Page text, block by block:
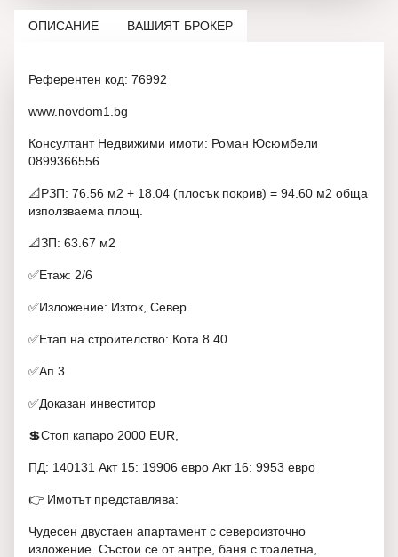
ОПИСАНИЕ ВАШИЯТ БРОКЕР
Референтен код: 76992
www.novdom1.bg
Консултант Недвижими имоти: Роман Юсюмбели
0899366556
📐РЗП: 76.56 м2 + 18.04 (плосък покрив) = 94.60 м2 обща
използваема площ.
📐ЗП: 63.67 м2
✅Етаж: 2/6
✅Изложение: Изток, Север
✅Етап на строителство: Кота 8.40
✅Ап.3
✅Доказан инвеститор
💲Стоп капаро 2000 EUR,
ПД: 140131 Акт 15: 19906 евро Акт 16: 9953 евро
👉 Имотът представлява:
Чудесен двустаен апартамент с североизточно
изложение. Състои се от антре, баня с тоалетна,